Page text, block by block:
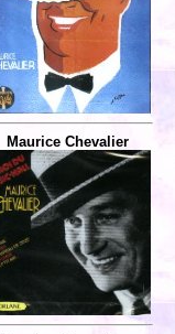
Maurice Chevalier